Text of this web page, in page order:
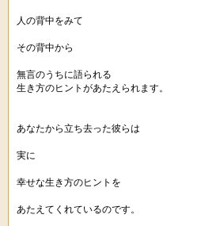
人の背中をみて
その背中から
無言のうちに語られる
生き方のヒントがあたえられます。
あなたから立ち去った彼らは
実に
幸せな生き方のヒントを
あたえてくれているのです。